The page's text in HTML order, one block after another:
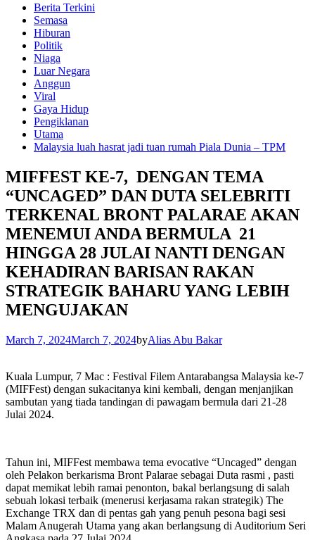
Berita Terkini
Semasa
Hiburan
Politik
Niaga
Luar Negara
Anggun
Viral
Gaya Hidup
Pengiklanan
Utama
Malaysia luah hasrat jadi tuan rumah Piala Dunia – TPM
MIFFEST KE-7, DENGAN TEMA
“UNCAGED” DAN DUTA SELEBRITI
TERKENAL BRONT PALARAE AKAN
MENEMUI ANDA BERMULA 21
HINGGA 28 JULAI NANTI DENGAN
KEHADIRAN BARISAN RAKAN
STRATEGIK BAHARU YANG LEBIH
MENGUJAKAN
March 7, 2024March 7, 2024byAlias Abu Bakar
Kuala Lumpur, 7 Mac : Festival Filem Antarabangsa Malaysia ke-7
(MIFFest) dengan sukacitanya kini kembali, dengan menjanjikan
sambutan yang tiada tandingan di pawagam bermula dari 21-28
Julai 2024.
Tahun ini, MIFFest membawa tema evocative “Uncaged” dengan
oleh Pelakon berkarisma Bront Palarae sebagai Duta rasmi , pasti
dapat memikat lebih ramai penonton, bakal berlangsung di salah
sebuah lokasi terbaik (menerusi kerjasama rakan strategik) The
Exchange TRX dan di pentas gah yang penuh pesona bagi sesi
Malam Anugerah Utama yang akan berlangsung di Auditorium Seri